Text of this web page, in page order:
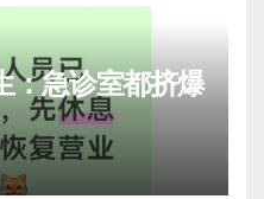
：急诊室都挤爆